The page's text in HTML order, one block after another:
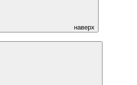
наверх